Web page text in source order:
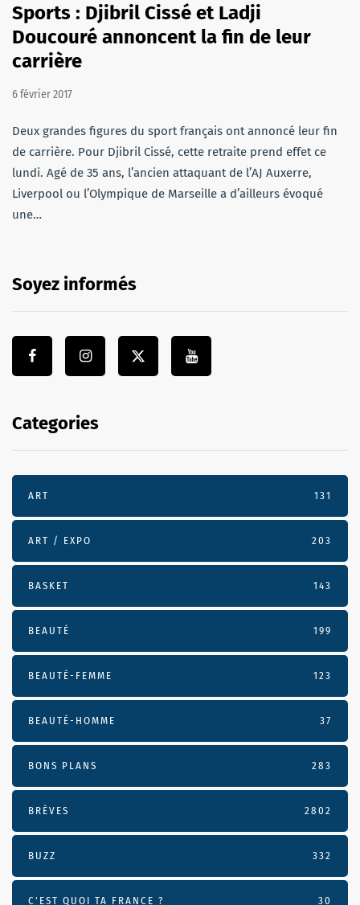
Sports : Djibril Cissé et Ladji
Doucouré annoncent la fin de leur
carrière
6 février 2017
Deux grandes figures du sport français ont annoncé leur fin
de carrière. Pour Djibril Cissé, cette retraite prend effet ce
lundi. Agé de 35 ans, l’ancien attaquant de l’AJ Auxerre,
Liverpool ou l’Olympique de Marseille a d’ailleurs évoqué
une…
Soyez informés
Categories
ART 131
ART / EXPO 203
BASKET 143
BEAUTÉ 199
BEAUTÉ-FEMME 123
BEAUTÉ-HOMME 37
BONS PLANS 283
BRÈVES 2802
BUZZ 332
C'EST QUOI TA FRANCE ? 30